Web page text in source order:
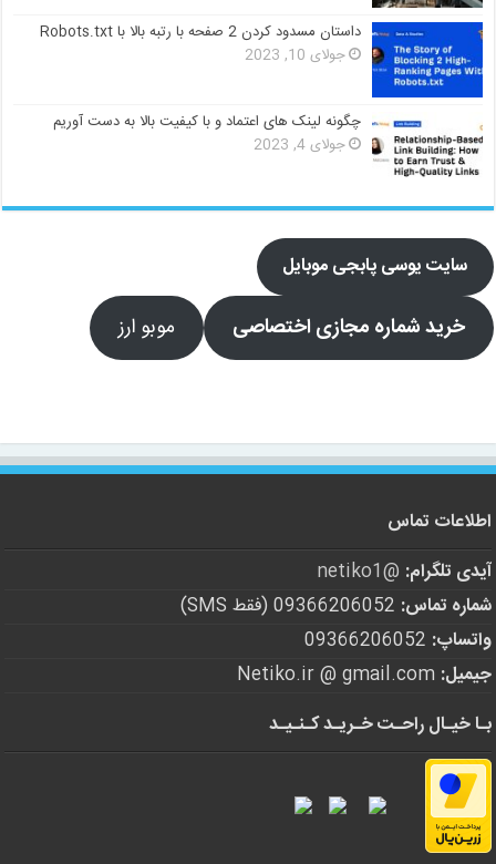
داستان مسدود کردن 2 صفحه با رتبه بالا با Robots.txt
جولای 10, 2023
چگونه لینک های اعتماد و با کیفیت بالا به دست آوریم
جولای 4, 2023
سایت یوسی پابجی موبایل
خرید شماره مجازی اختصاصی موبو ارز
اطلاعات تماس
آیدی تلگرام: @netiko1
شماره تماس:
واتساپ:
جیمیل:
بـا خیـال راحـت خـریـد کـنـیـد